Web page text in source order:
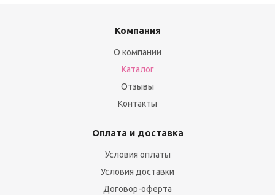
Компания
О компании
Каталог
Отзывы
Контакты
Оплата и доставка
Условия оплаты
Условия доставки
Договор-оферта